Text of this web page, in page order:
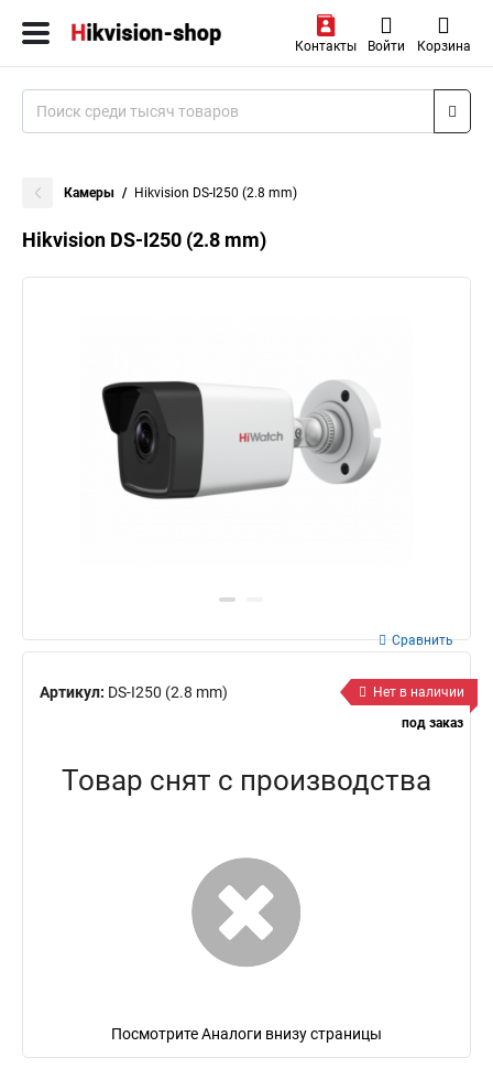
Контакты Войти Корзина
Камеры Hikvision DS-I250 (2.8 mm)
Hikvision DS-I250 (2.8 mm)
Артикул: DS-I250 (2.8 mm)
Сравнить
Нет в наличии
под заказ
Товар снят с производства
Посмотрите Аналоги внизу страницы